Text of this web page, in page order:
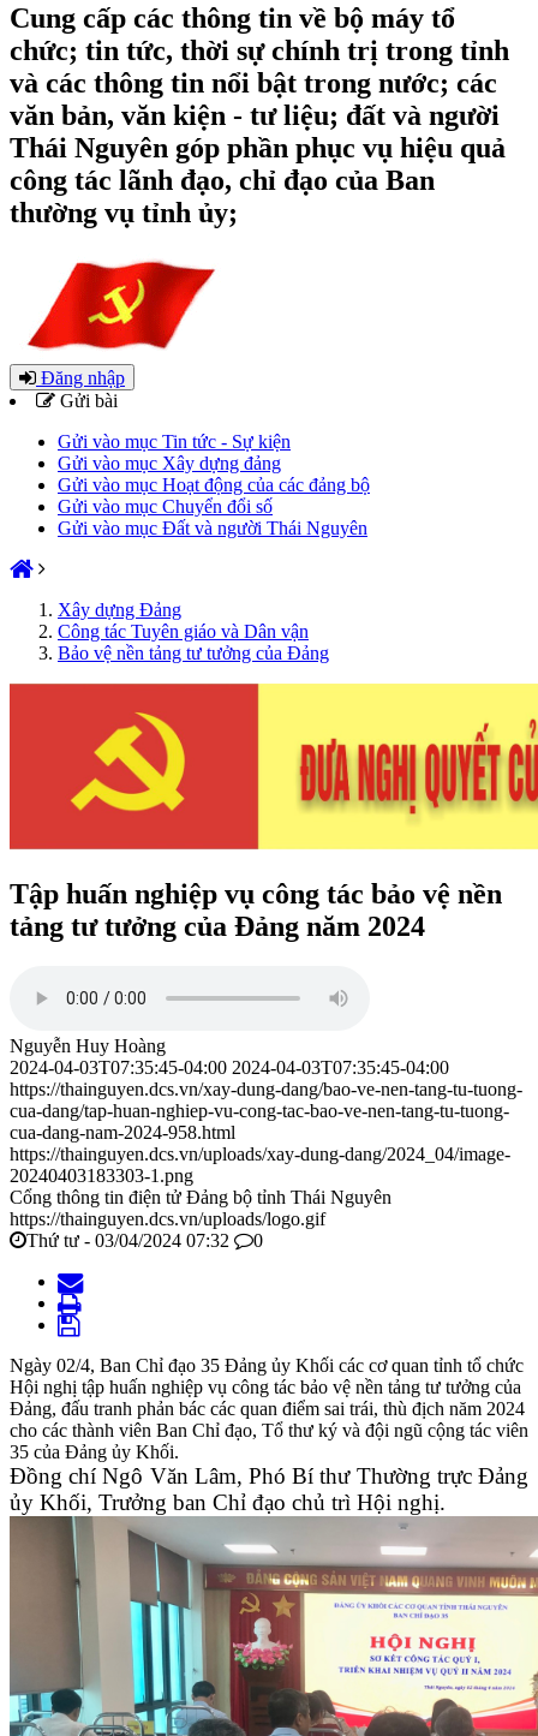
Cung cấp các thông tin về bộ máy tổ
chức; tin tức, thời sự chính trị trong tỉnh
và các thông tin nổi bật trong nước; các
văn bản, văn kiện - tư liệu; đất và người
Thái Nguyên góp phần phục vụ hiệu quả
công tác lãnh đạo, chỉ đạo của Ban
thường vụ tỉnh ủy;
Đăng nhập
Gửi bài
Gửi vào mục Tin tức - Sự kiện
Gửi vào mục Xây dựng đảng
Gửi vào mục Hoạt động của các đảng bộ
Gửi vào mục Chuyển đổi số
Gửi vào mục Đất và người Thái Nguyên
Xây dựng Đảng
Công tác Tuyên giáo và Dân vận
Bảo vệ nền tảng tư tưởng của Đảng
Tập huấn nghiệp vụ công tác bảo vệ nền
tảng tư tưởng của Đảng năm 2024
Nguyễn Huy Hoàng
2024-04-03T07:35:45-04:00 2024-04-03T07:35:45-04:00
https://thainguyen.dcs.vn/xay-dung-dang/bao-ve-nen-tang-tu-tuong-
cua-dang/tap-huan-nghiep-vu-cong-tac-bao-ve-nen-tang-tu-tuong-
cua-dang-nam-2024-958.html
https://thainguyen.dcs.vn/uploads/xay-dung-dang/2024_04/image-
20240403183303-1.png
Cổng thông tin điện tử Đảng bộ tỉnh Thái Nguyên
https://thainguyen.dcs.vn/uploads/logo.gif
Thứ tư - 03/04/2024 07:32
0
Ngày 02/4, Ban Chỉ đạo 35 Đảng ủy Khối các cơ quan tỉnh tổ chức
Hội nghị tập huấn nghiệp vụ công tác bảo vệ nền tảng tư tưởng của
Đảng, đấu tranh phản bác các quan điểm sai trái, thù địch năm 2024
cho các thành viên Ban Chỉ đạo, Tổ thư ký và đội ngũ cộng tác viên
35 của Đảng ủy Khối.
Đồng chí Ngô Văn Lâm, Phó Bí thư Thường trực Đảng
ủy Khối, Trưởng ban Chỉ đạo chủ trì Hội nghị.